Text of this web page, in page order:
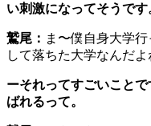
い刺激になってそうです
鷲尾： ま〜僕自身大学
して落ちた大学なんだよ
ーそれってすごいこと
ばれるって。